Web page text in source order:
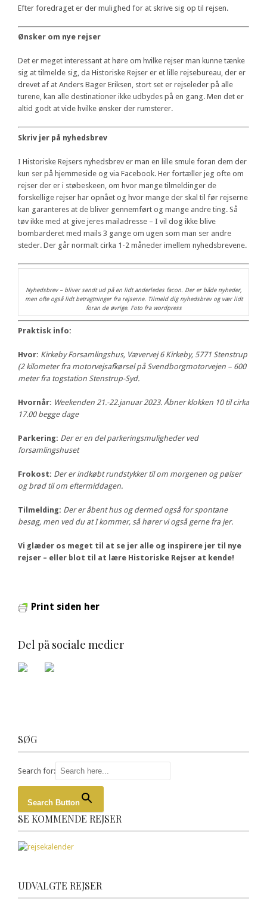
Efter foredraget er der mulighed for at skrive sig op til rejsen.
Ønsker om nye rejser
Det er meget interessant at høre om hvilke rejser man kunne tænke
sig at tilmelde sig, da Historiske Rejser er et lille rejsebureau, der er
drevet af at Anders Bager Eriksen, stort set er rejseleder på alle
turene, kan alle destinationer ikke udbydes på en gang. Men det er
altid godt at vide hvilke ønsker der rumsterer.
Skriv jer på nyhedsbrev
I Historiske Rejsers nyhedsbrev er man en lille smule foran dem der
kun ser på hjemmeside og via Facebook. Her fortæller jeg ofte om
rejser der er i støbeskeen, om hvor mange tilmeldinger de
forskellige rejser har opnået og hvor mange der skal til før rejserne
kan garanteres at de bliver gennemført og mange andre ting. Så
tøv ikke med at give jeres mailadresse – I vil dog ikke blive
bombarderet med mails 3 gange om ugen som man ser andre
steder. Der går normalt cirka 1-2 måneder imellem nyhedsbrevene.
Nyhedsbrev – bliver sendt ud på en lidt anderledes facon. Der er både nyheder,
men ofte også lidt betragtninger fra rejserne. Tilmeld dig nyhedsbrev og vær lidt
foran de øvrige. Foto fra wordpress
Praktisk info:
Hvor: Kirkeby Forsamlingshus, Vævervej 6 Kirkeby, 5771 Stenstrup
(2 kilometer fra motorvejsafkørsel på Svendborgmotorvejen – 600
meter fra togstation Stenstrup-Syd.
Hvornår: Weekenden 21.-22.januar 2023. Åbner klokken 10 til cirka
17.00 begge dage
Parkering: Der er en del parkeringsmuligheder ved
forsamlingshuset
Frokost: Der er indkøbt rundstykker til om morgenen og pølser
og brød til om eftermiddagen.
Tilmelding: Der er åbent hus og dermed også for spontane
besøg, men ved du at I kommer, så hører vi også gerne fra jer.
Vi glæder os meget til at se jer alle og inspirere jer til nye
rejser – eller blot til at lære Historiske Rejser at kende!
Print siden her
Del på sociale medier
SØG
Search for:
Search Button
SE KOMMENDE REJSER
UDVALGTE REJSER